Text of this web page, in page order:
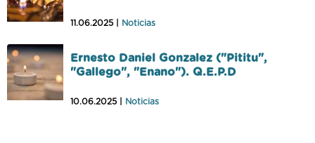
11.06.2025 | Noticias
Ernesto Daniel Gonzalez ("Pititu",
"Gallego", "Enano"). Q.E.P.D
10.06.2025 | Noticias